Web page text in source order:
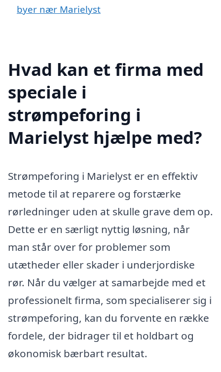
byer nær Marielyst
Hvad kan et firma med
speciale i
strømpeforing i
Marielyst hjælpe med?
Strømpeforing i Marielyst er en effektiv
metode til at reparere og forstærke
rørledninger uden at skulle grave dem op.
Dette er en særligt nyttig løsning, når
man står over for problemer som
utætheder eller skader i underjordiske
rør. Når du vælger at samarbejde med et
professionelt firma, som specialiserer sig i
strømpeforing, kan du forvente en række
fordele, der bidrager til et holdbart og
økonomisk bærbart resultat.